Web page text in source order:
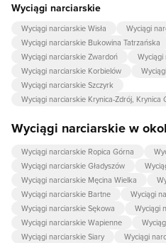
Wyciągi narciarskie
Wyciągi narciarskie Wisła
Wyciągi
Wyciągi narciarskie Bukowina Tatrzańska
Wyciągi narciarskie Zwardoń
Wyciągi
Wyciągi narciarskie Korbielów
Wyciągi narciarskie Szczyrk
Wyciągi narciarskie Krynica-Zdrój, Krynica
Wyciągi narciarskie w
Wyciągi narciarskie Ropica Górna
Wyciągi narciarskie Gładyszów
Wyciągi narciarskie Męcina Wielka
Wyciągi narciarskie Bartne
Wyciągi
Wyciągi narciarskie Sękowa
Wyciągi
Wyciągi narciarskie Wapienne
Wyciągi narciarskie Siary
Wyciągi